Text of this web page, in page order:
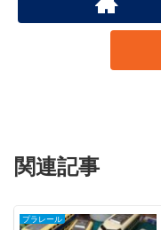
関連記事
プラレール